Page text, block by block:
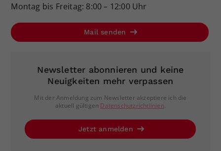
Montag bis Freitag: 8:00 – 12:00 Uhr
Mail senden
Newsletter abonnieren und keine
Neuigkeiten mehr verpassen
Mit der Anmeldung zum Newsletter akzeptiere ich die
aktuell gültigen Datenschutzrichtlinien.
Jetzt anmelden